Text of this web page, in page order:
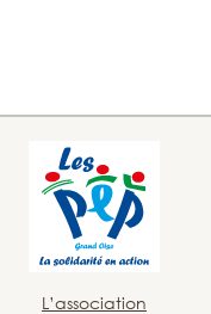
L’association